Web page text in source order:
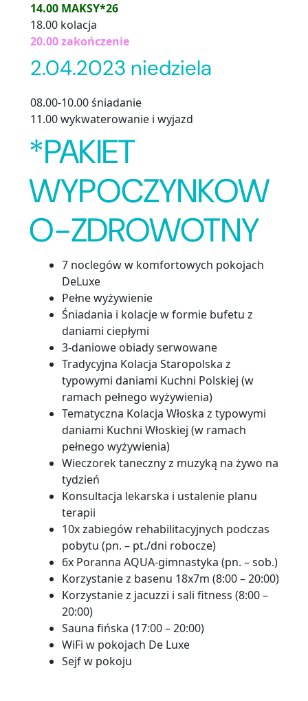
14.00 MAKSY*26
18.00 kolacja
20.00 zakończenie
2.04.2023 niedziela
08.00-10.00 śniadanie
11.00 wykwaterowanie i wyjazd
*PAKIET
WYPOCZYNKOW
O-ZDROWOTNY
7 noclegów w komfortowych pokojach
DeLuxe
Pełne wyżywienie
Śniadania i kolacje w formie bufetu z
daniami ciepłymi
3-daniowe obiady serwowane
Tradycyjna Kolacja Staropolska z
typowymi daniami Kuchni Polskiej (w
ramach pełnego wyżywienia)
Tematyczna Kolacja Włoska z typowymi
daniami Kuchni Włoskiej (w ramach
pełnego wyżywienia)
Wieczorek taneczny z muzyką na żywo na
tydzień
Konsultacja lekarska i ustalenie planu
terapii
10x zabiegów rehabilitacyjnych podczas
pobytu (pn. – pt./dni robocze)
6x Poranna AQUA-gimnastyka (pn. – sob.)
Korzystanie z basenu 18x7m (8:00 – 20:00)
Korzystanie z jacuzzi i sali fitness (8:00 –
20:00)
Sauna fińska (17:00 – 20:00)
WiFi w pokojach De Luxe
Sejf w pokoju